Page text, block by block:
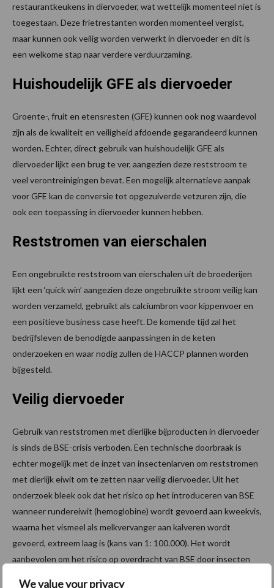
We value your privacy
restaurantkeukens in diervoeder, wat wettelijk momenteel niet is
toegestaan. Deze frietrestanten worden momenteel vergist,
maar kunnen ook veilig worden verwerkt in diervoeder en dit is
een welkome stap naar verdere verduurzaming.
Huishoudelijk GFE als diervoeder
Groente-, fruit en etensresten (GFE) kunnen ook nog waardevol
zijn als de kwaliteit en veiligheid afdoende gegarandeerd kunnen
worden. Echter, direct gebruik van huishoudelijk GFE als
diervoeder lijkt een brug te ver, aangezien deze reststroom te
veel verontreinigingen bevat. Een mogelijk alternatieve aanpak
voor GFE kan de conversie tot opgezuiverde vetzuren zijn, die
ook een toepassing in diervoeder kunnen hebben.
Reststromen van eierschalen
Een ongebruikte reststroom van eierschalen uit de broederijen
lijkt een ‘quick win’ aangezien deze ongebruikte stroom veilig kan
worden verzameld, gebruikt als calciumbron voor kippenvoer en
een positieve business case heeft. De komende tijd zal het
bedrijfsleven de benodigde aanpassingen in de keten
onderzoeken en waar nodig zullen de HACCP plannen worden
bijgesteld.
Veilig diervoeder
Gebruik van reststromen met dierlijke bijproducten in diervoeder
is sinds de BSE-crisis verboden. Een technische doorbraak is
echter mogelijk met de inzet van insectenlarven om reststromen
met dierlijk eiwit om te zetten naar veilig diervoeder. Uit het
onderzoek bleek ook dat het risico op het introduceren van BSE
wanneer rundereiwit (hemoglobine) wordt gevoerd aan kweekvis,
waarna het vismeel als melkvervanger aan kalveren wordt
gevoerd, extreem laag is (kans van 1: 100.000). Het wordt
aanbevolen om het risico op overdracht van BSE door insecten